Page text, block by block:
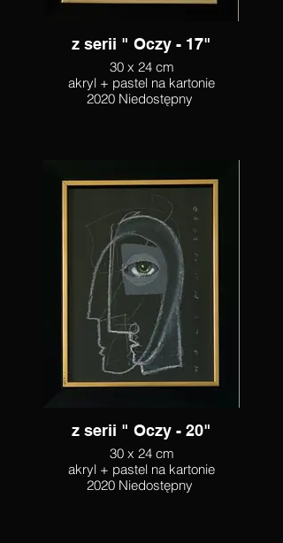
z serii " Oczy - 17"
30 x 24 cm
akryl + pastel na kartonie
2020 Niedostępny
z serii " Oczy - 20"
30 x 24 cm
akryl + pastel na kartonie
2020 Niedostępny